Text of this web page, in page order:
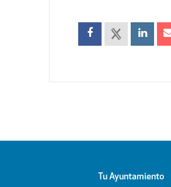
Tu Ayuntamiento